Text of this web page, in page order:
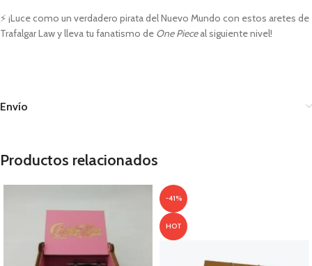
⚡️ ¡Luce como un verdadero pirata del Nuevo Mundo con estos aretes de
Trafalgar Law y lleva tu fanatismo de One Pieceal siguiente nivel!
Envío
Productos relacionados
-41%
HOT